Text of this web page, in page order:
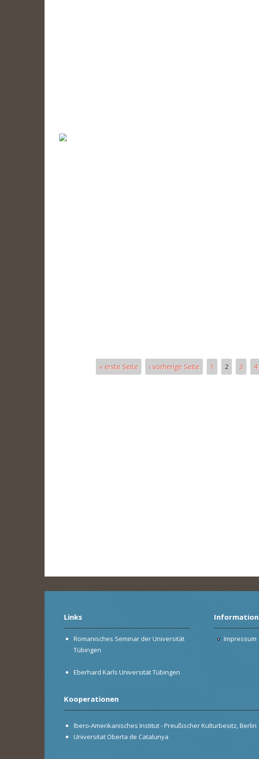
« erste Seite ‹ vorherige Seite 1 2 3 4
Links
Romanisches Seminar der Universität
Tübingen
Eberhard Karls Universität Tübingen
Information
Impressum
Kooperationen
Ibero-Amerikanisches Institut - Preußischer Kulturbesitz, Berlin
Universitat Oberta de Catalunya